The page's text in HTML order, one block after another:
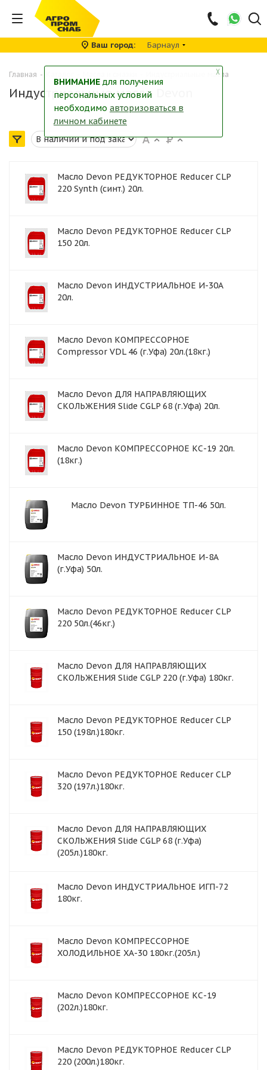
Ваш город Барнаул
Главная - Индустриальные масла
Индустриальные масла Devon
Масло Devon РЕДУКТОРНОЕ Reducer CLP
220 Synth (синт.) 20л.
Масло Devon РЕДУКТОРНОЕ Reducer CLP
150 20л.
Масло Devon ИНДУСТРИАЛЬНОЕ И-30А
20л.
Масло Devon КОМПРЕССОРНОЕ
Compressor VDL 46 (г.Уфа) 20л.(18кг.)
Масло Devon ДЛЯ НАПРАВЛЯЮЩИХ
СКОЛЬЖЕНИЯ Slide CGLP 68 (г.Уфа) 20л.
Масло Devon КОМПРЕССОРНОЕ КС-19 20л.
(18кг.)
Масло Devon ТУРБИННОЕ ТП-46 50л.
Масло Devon ИНДУСТРИАЛЬНОЕ И-8А
(г.Уфа) 50л.
Масло Devon РЕДУКТОРНОЕ Reducer CLP
220 50л.(46кг.)
Масло Devon ДЛЯ НАПРАВЛЯЮЩИХ
СКОЛЬЖЕНИЯ Slide CGLP 220 (г.Уфа) 180кг.
Масло Devon РЕДУКТОРНОЕ Reducer CLP
150 (198л.)180кг.
Масло Devon РЕДУКТОРНОЕ Reducer CLP
320 (197л.)180кг.
Масло Devon ДЛЯ НАПРАВЛЯЮЩИХ
СКОЛЬЖЕНИЯ Slide CGLP 68 (г.Уфа)
(205л.)180кг.
Масло Devon ИНДУСТРИАЛЬНОЕ ИГП-72
180кг.
Масло Devon КОМПРЕССОРНОЕ
ХОЛОДИЛЬНОЕ ХА-30 180кг.(205л.)
Масло Devon КОМПРЕССОРНОЕ КС-19
(202л.)180кг.
Масло Devon РЕДУКТОРНОЕ Reducer CLP
220 (200л.)180кг.
╳
ВНИМАНИЕ для получения
персональных условий
необходимо авторизоваться в
личном кабинете